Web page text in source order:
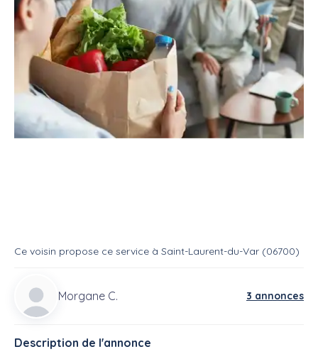
Service : Aide aux personnes
Service Aide aux courses
Ce voisin propose ce service à Saint-Laurent-du-Var (06700)
Morgane C. 3 annonces
Description de l'annonce